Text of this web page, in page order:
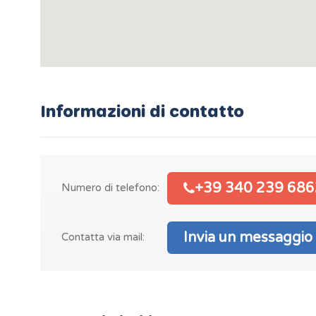
Informazioni di contatto
Numero di telefono: +39 340 239
Contatta via mail: Invia un messaggio